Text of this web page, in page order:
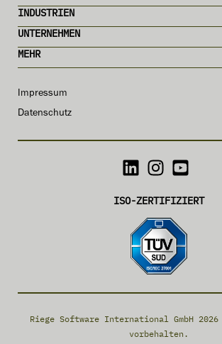
MEHR
UNTERNEHMEN
INDUSTRIEN
Impressum
Datenschutz
ISO-ZERTIFIZIERT
Riege Software International GmbH
vorbehalten.